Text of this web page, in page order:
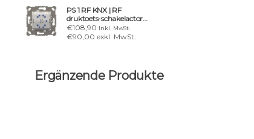
PS 1 RF KNX | RF
druktoets-schakelactor
met 4 aanraakpunten
€108,90 Inkl. MwSt.
€90,00 exkl. MwSt.
Ergänzende Produkte